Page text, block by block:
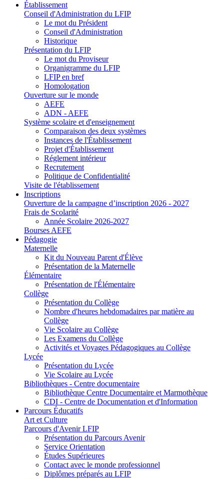
Établissement
Conseil d'Administration du LFIP
Le mot du Président
Conseil d'Administration
Historique
Présentation du LFIP
Le mot du Proviseur
Organigramme du LFIP
LFIP en bref
Homologation
Ouverture sur le monde
AEFE
ADN - AEFE
Système scolaire et d'enseignement
Comparaison des deux systèmes
Instances de l'Établissement
Projet d'Établissement
Réglement intérieur
Recrutement
Politique de Confidentialité
Visite de l'établissement
Inscriptions
Ouverture de la campagne d’inscription 2026 - 2027
Frais de Scolarité
Année Scolaire 2026-2027
Bourses AEFE
Pédagogie
Maternelle
Kit du Nouveau Parent d'Élève
Présentation de la Maternelle
Élémentaire
Présentation de l'Élémentaire
Collège
Présentation du Collège
Nombre d'heures hebdomadaires par matière au
Collège
Vie Scolaire au Collège
Les Examens du Collège
Activités et Voyages Pédagogiques au Collège
Lycée
Présentation du Lycée
Vie Scolaire au Lycée
Bibliothèques - Centre documentaire
Bibliothèque Centre Documentaire et Marmothèque
CDI - Centre de Documentation et d'Information
Parcours Éducatifs
Art et Culture
Parcours d'Avenir LFIP
Présentation du Parcours Avenir
Service Orientation
Études Supérieures
Contact avec le monde professionnel
Diplômes préparés au LFIP